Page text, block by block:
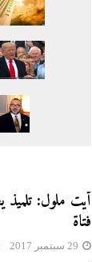
أيت ملول:
فتاة
29 سبتمبر 2017